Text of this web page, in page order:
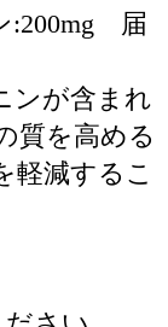
:200mg 届
ンが含まれ
質を高める
軽減するこ